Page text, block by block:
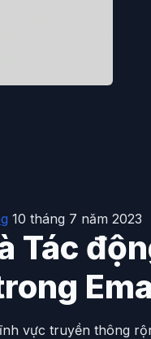
10 tháng 7 năm 2023
Tác
vực truyền thông